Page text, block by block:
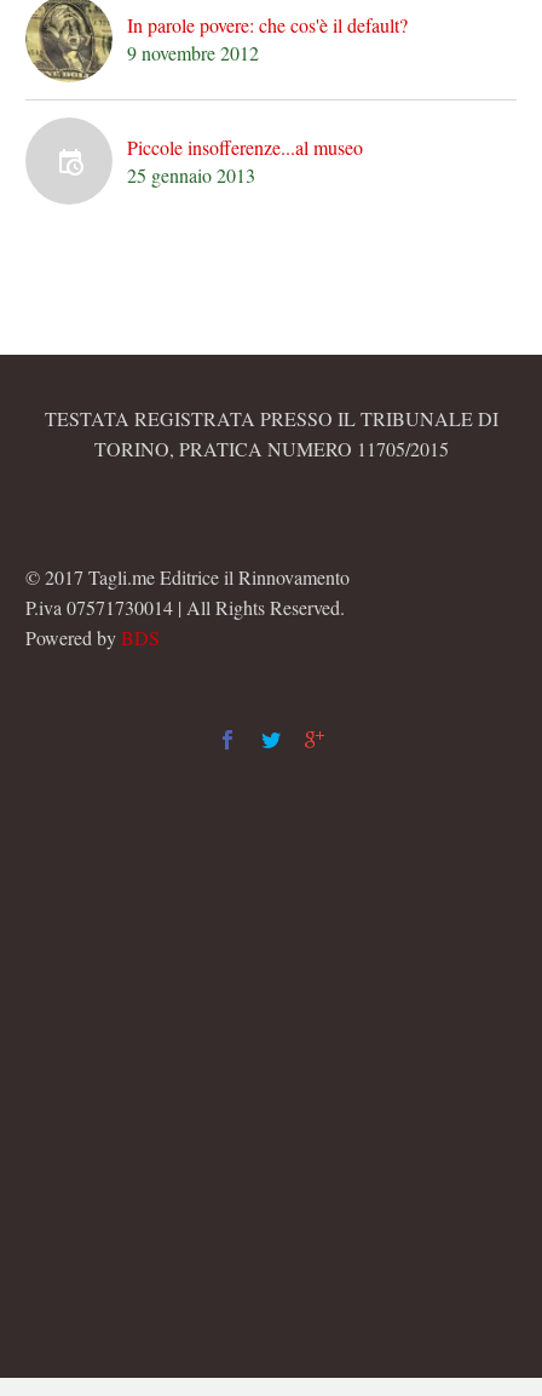
In parole povere: che cos'è il default?
9 novembre 2012
Piccole insofferenze...al museo
25 gennaio 2013
TESTATA REGISTRATA PRESSO IL TRIBUNALE DI
TORINO, PRATICA NUMERO 11705/2015
© 2017 Tagli.me Editrice il Rinnovamento
P.iva 07571730014 | All Rights Reserved.
Powered byBDS